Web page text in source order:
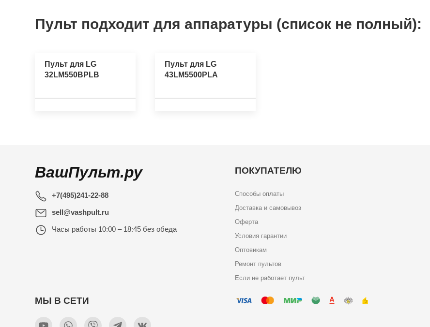
Пульт подходит для аппаратуры (список не полный):
Пульт для LG
32LM550BPLB
Пульт для LG
43LM5500PLA
ВашПульт.ру
+7(495)241-22-88
sell@vashpult.ru
Часы работы 10:00 – 18:45 без обеда
ПОКУПАТЕЛЮ
Способы оплаты
Доставка и самовывоз
Оферта
Условия гарантии
Оптовикам
Ремонт пультов
Если не работает пульт
МЫ В СЕТИ